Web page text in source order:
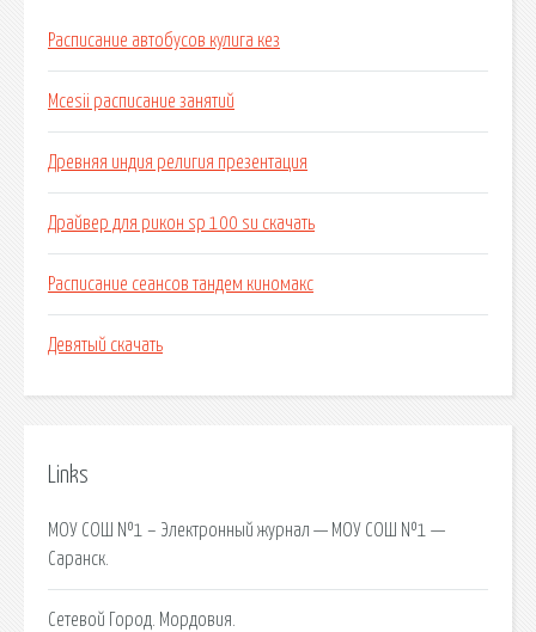
Расписание автобусов кулига кез
Mcesii расписание занятий
Древняя индия религия презентация
Драйвер для рикон sp 100 su скачать
Расписание сеансов тандем киномакс
Девятый скачать
Links
МОУ СОШ №1 – Электронный журнал — МОУ СОШ №1 —
Саранск.
Сетевой Город. Мордовия.